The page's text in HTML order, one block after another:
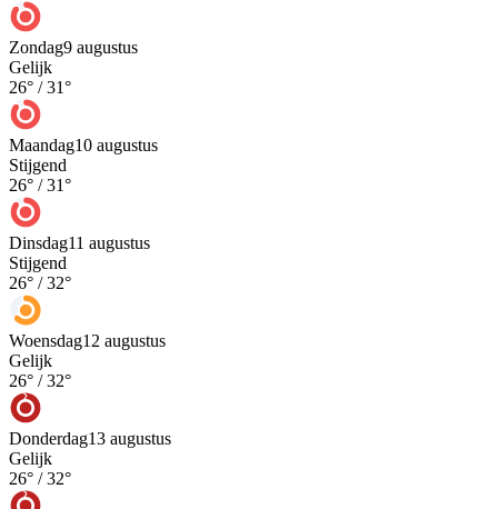
Zondag9 augustus
Gelijk
26° /31°
Maandag10 augustus
Stijgend
26° /31°
Dinsdag11 augustus
Stijgend
26° /32°
Woensdag12 augustus
Gelijk
26° /32°
Donderdag13 augustus
Gelijk
26° /32°